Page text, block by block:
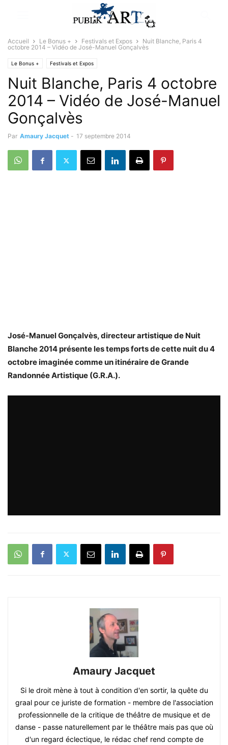
Accueil Le Bonus + Festivals et Expos
Nuit Blanche, Paris 4
octobre 2014 – Vidéo de José-Manuel Gonçalvès
Le Bonus + Festivals et Expos
Nuit Blanche, Paris 4 octobre
2014 – Vidéo de José-Manuel
Gonçalvès
Par Amaury Jacquet - 17 septembre 2014
José-Manuel Gonçalvès, directeur artistique de Nuit
Blanche 2014 présente les temps forts de cette nuit du 4
octobre imaginée comme un itinéraire de Grande
Randonnée Artistique (G.R.A.).
Amaury Jacquet
Si le droit mène à tout à condition d'en sortir, la quête du
graal pour ce juriste de formation - membre de l'association
professionnelle de la critique de théâtre de musique et de
danse - passe naturellement par le théâtre mais pas que où
d'un regard éclectique, le rédac chef rend compte de